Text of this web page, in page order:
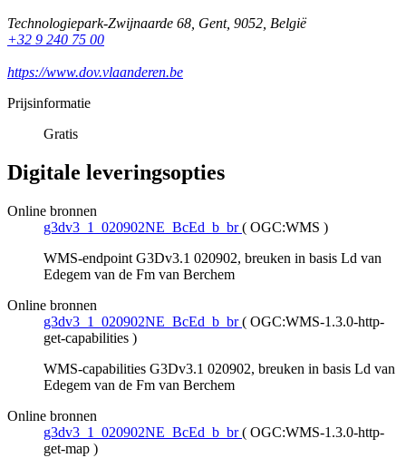
Technologiepark-Zwijnaarde 68, Gent, 9052, België
+32 9 240 75 00
https://www.dov.vlaanderen.be
Prijsinformatie
Gratis
Digitale leveringsopties
Online bronnen
g3dv3_1_020902NE_BcEd_b_br ( OGC:WMS )
WMS-endpoint G3Dv3.1 020902, breuken in basis Ld van
Edegem van de Fm van Berchem
Online bronnen
g3dv3_1_020902NE_BcEd_b_br ( OGC:WMS-1.3.0-http-
get-capabilities )
WMS-capabilities G3Dv3.1 020902, breuken in basis Ld van
Edegem van de Fm van Berchem
Online bronnen
g3dv3_1_020902NE_BcEd_b_br ( OGC:WMS-1.3.0-http-
get-map )